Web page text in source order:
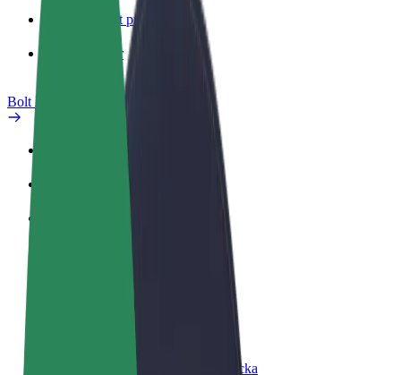
Rapportera ett problem
Vanliga frågor
Bolt Plus
Så blir du medlem
Leverera mat och få betalt varje vecka